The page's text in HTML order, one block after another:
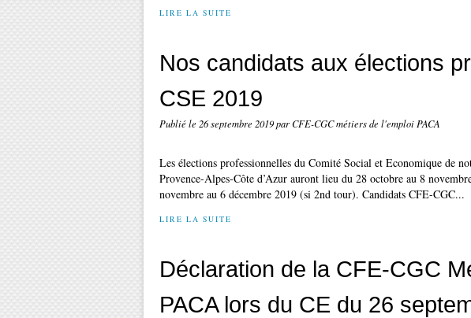
LIRE LA SUITE
Nos candidats aux élections
CSE 2019
Publié le 26 septembre 2019par CFE-CGC métiers de l'emploi PACA
Les élections professionnelles du Comité Social et Economique de
Provence-Alpes-Côte d’Azur auront lieu du 28 octobre au 8
novembre au 6 décembre 2019 (si 2nd tour). Candidats CFE-CGC...
LIRE LA SUITE
Déclaration de la CFE-CGC
PACA lors du CE du 26